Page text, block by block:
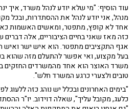
עוד הוסיף: "מי שלא יודע לנהל משרד, איך
מנהל, אני יודע לנהל את ההסתדרות, ובכל
אחד לא קופץ, מתפטר, ומאשים האשמות
כזה מאז שאני בחיים הציבוריים, אלה
אגף התקציבים מתפטר. הוא איש ישר ואיש
בעל מקצוע, ואי אפשר להתעלם מזה שהוא
משרד האוצר הוא אחד מהמשרדים החזקים
טובים ולצערי כרגע המשרד חלש".
"בימים האחרונים ובכלל יש נוהג כזה ללעוג
כלעג, מקובל עליך", שאלה דוידוב. יו"ר